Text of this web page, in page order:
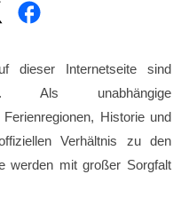
dieser Internetseite sind
Als unabhängige
Historie und
Verhältnis zu den
werden mit großer Sorgfalt